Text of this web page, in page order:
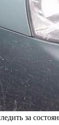
за